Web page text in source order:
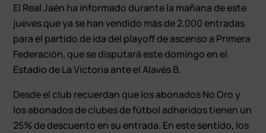
El Real Jaén ha informado durante la mañana de este
jueves que ya se han vendido más de 2.000 entradas
para el partido de ida del playoff de ascenso a Primera
Federación, que se disputará este domingo en el
Estadio de La Victoria ante el Alavés B.
Desde el club recuerdan que los abonados No Oro y
los abonados de clubes de fútbol adheridos tienen un
25% de descuento en su entrada. En este sentido, los